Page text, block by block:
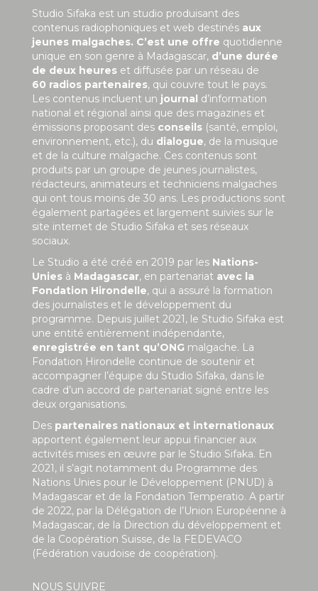
Studio Sifaka est un studio produisant des
contenus radiophoniques et web destinés aux
jeunes malgaches. C’est une offre quotidienne
unique en son genre à Madagascar, d’une durée
de deux heures et diffusée par un réseau de
60 radios partenaires, qui couvre tout le pays.
Les contenus incluent un journal d’information
national et régional ainsi que des magazines et
émissions proposant des conseils (santé, emploi,
environnement, etc.), du dialogue, de la musique
et de la culture malgache. Ces contenus sont
produits par un groupe de jeunes journalistes,
rédacteurs, animateurs et techniciens malgaches
qui ont tous moins de 30 ans. Les productions sont
également partagées et largement suivies sur le
site internet de Studio Sifaka et ses réseaux
sociaux.
Le Studio a été créé en 2019 par les Nations-
Unies à Madagascar, en partenariat avec la
Fondation Hirondelle, qui a assuré la formation
des journalistes et le développement du
programme. Depuis juillet 2021, le Studio Sifaka est
une entité entièrement indépendante,
enregistrée en tant qu’ONG malgache. La
Fondation Hirondelle continue de soutenir et
accompagner l’équipe du Studio Sifaka, dans le
cadre d’un accord de partenariat signé entre les
deux organisations.
Des partenaires nationaux et internationaux
apportent également leur appui financier aux
activités mises en œuvre par le Studio Sifaka. En
2021, il s’agit notamment du Programme des
Nations Unies pour le Développement (PNUD) à
Madagascar et de la Fondation Temperatio. A partir
de 2022, par la Délégation de l’Union Européenne à
Madagascar, de la Direction du développement et
de la Coopération Suisse, de la FEDEVACO
(Fédération vaudoise de coopération).
NOUS SUIVRE